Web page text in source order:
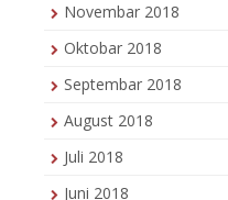
Novembar 2018
Oktobar 2018
Septembar 2018
August 2018
Juli 2018
Juni 2018